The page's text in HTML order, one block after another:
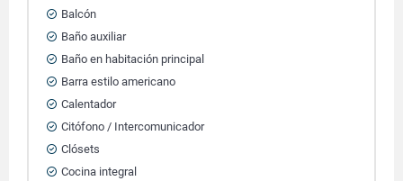
Balcón
Baño auxiliar
Baño en habitación principal
Barra estilo americano
Calentador
Citófono / Intercomunicador
Clósets
Cocina integral